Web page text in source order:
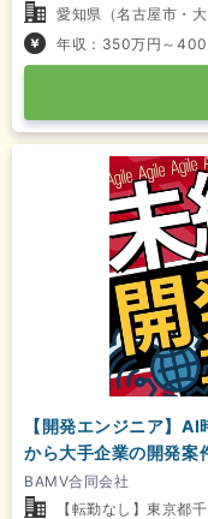
愛知県（名古屋市・
年収：350万円～400
【開発エンジニア】
から大手企業の開発
BAMV合同会社
【転勤なし】東京都